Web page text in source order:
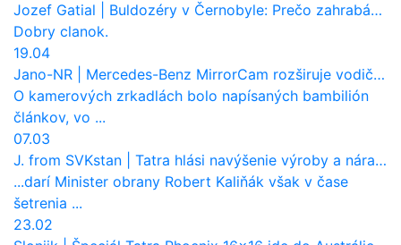
Jozef Gatial
Buldozéry v Černobyle: Prečo zahrabávali Červený les pod zem?
Dobry clanok.
19.04
Jano-NR
Mercedes-Benz MirrorCam rozširuje vodičovi výhľad a uberá autobusom odpor vzduchu
O kamerových zrkadlách bolo napísaných bambilión
článkov, vo ...
07.03
J. from SVKstan
Tatra hlási navýšenie výroby a nárast tržieb. Ktorí odberatelia sú kľúčoví?
...darí Minister obrany Robert Kaliňák však v čase
šetrenia ...
23.02